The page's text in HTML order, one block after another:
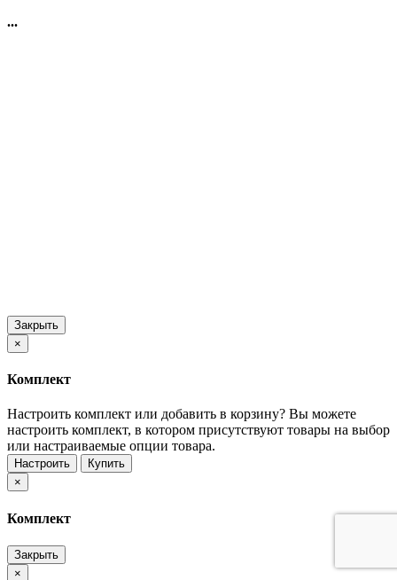
...
Закрыть
×
Комплект
Настроить комплект или добавить в корзину? Вы можете
настроить комплект, в котором присутствуют товары на выбор
или настраиваемые опции товара.
Настроить
Купить
×
Комплект
Закрыть
×